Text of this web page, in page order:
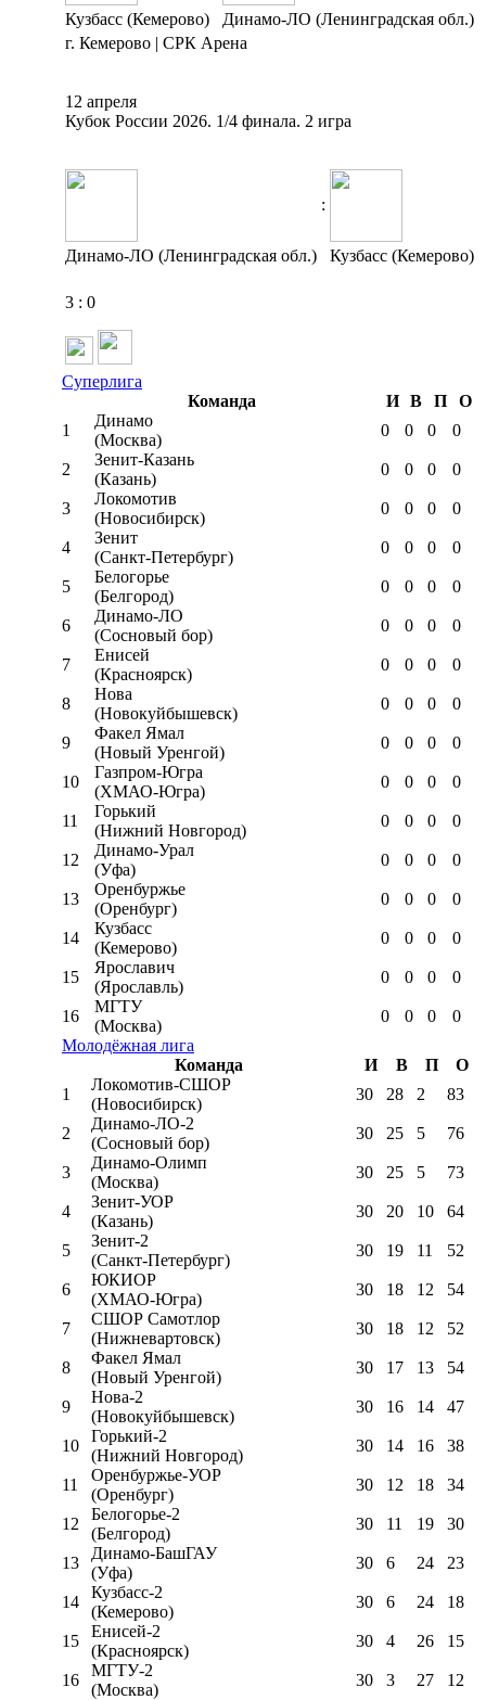
Кузбасс (Кемерово)
Динамо-ЛО (Ленинградская обл.)
г. Кемерово | СРК Арена
12 апреля
Кубок России 2026. 1/4 финала. 2 игра
:
Динамо-ЛО (Ленинградская обл.) Кузбасс (Кемерово)
3 : 0
Суперлига
Команда
И В П
О
1
Динамо
(Москва)
0 0 0 0
2
Зенит-Казань
(Казань)
0 0 0 0
3
Локомотив
(Новосибирск)
0 0 0 0
4
Зенит
(Санкт-Петербург)
0 0 0 0
5
Белогорье
(Белгород)
0 0 0 0
6
Динамо-ЛО
(Сосновый бор)
0 0 0 0
7
Енисей
(Красноярск)
0 0 0 0
8
Нова
(Новокуйбышевск)
0 0 0 0
9
Факел Ямал
(Новый Уренгой)
0 0 0 0
10
Газпром-Югра
(ХМАО-Югра)
0 0 0 0
11
Горький
(Нижний Новгород)
0 0 0 0
12
Динамо-Урал
(Уфа)
0 0 0 0
13
Оренбуржье
(Оренбург)
0 0 0 0
14
Кузбасс
(Кемерово)
0 0 0 0
15
Ярославич
(Ярославль)
0 0 0 0
16
МГТУ
(Москва)
0 0 0
0
Молодёжная лига
Команда
И В П
О
1
Локомотив-CШОР
(Новосибирск)
30 28 2 83
2
Динамо-ЛО-2
(Сосновый бор)
30 25 5 76
3
Динамо-Олимп
(Москва)
30 25 5 73
4
Зенит-УОР
(Казань)
30 20 10 64
5
Зенит-2
(Санкт-Петербург)
30 19 11 52
6
ЮКИОР
(ХМАО-Югра)
30 18 12 54
7
СШОР Самотлор
(Нижневартовск)
30 18 12 52
8
Факел Ямал
(Новый Уренгой)
30 17 13 54
9
Нова-2
(Новокуйбышевск)
30 16 14 47
10
Горький-2
(Нижний Новгород)
30 14 16 38
11
Оренбуржье-УОР
(Оренбург)
30 12 18 34
12
Белогорье-2
(Белгород)
30 11 19 30
13
Динамо-БашГАУ
(Уфа)
30 6 24 23
14
Кузбасс-2
(Кемерово)
30 6 24 18
15
Енисей-2
(Красноярск)
30 4 26 15
16
МГТУ-2
(Москва)
30 3 27 12